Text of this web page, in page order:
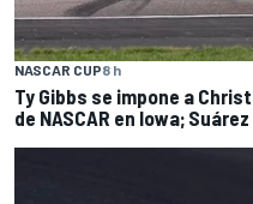
NASCAR CUP8 h
Ty Gibbs se impone a
de NASCAR en Iowa;